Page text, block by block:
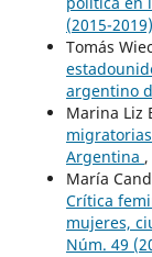
(2015-2019)
Tomás
argentino
Marina Liz
Argentina ,
María
Crítica
mujeres,
Núm. 49